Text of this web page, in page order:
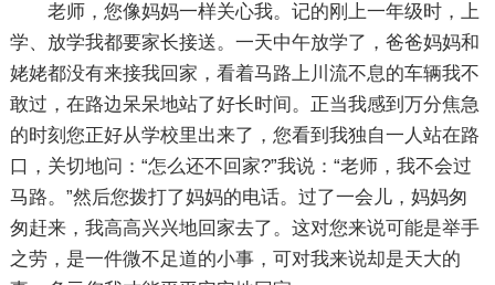
老师，您像妈妈一样关心我。记的刚上一年级时，上
学、放学我都要家长接送。一天中午放学了，爸爸妈妈和
姥姥都没有来接我回家，看着马路上川流不息的车辆我不
敢过，在路边呆呆地站了好长时间。正当我感到万分焦急
的时刻您正好从学校里出来了，您看到我独自一人站在路
口，关切地问：“怎么还不回家?”我说：“老师，我不会过
马路。”然后您拨打了妈妈的电话。过了一会儿，妈妈匆
匆赶来，我高高兴兴地回家去了。这对您来说可能是举手
之劳，是一件微不足道的小事，可对我来说却是天大的